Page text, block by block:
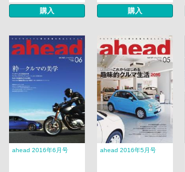
購入 購入
ahead 2016年6月号 ahead 2016年5月号